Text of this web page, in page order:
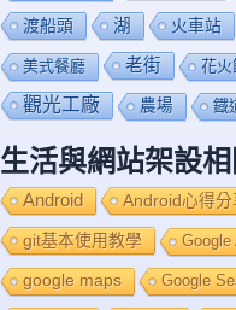
渡船頭 湖 火車站
美式餐廳 老街 花火
觀光工廠 農場 鐡
生活與網站架設相
Android Android心得
git基本使用教學 Google
google maps Google